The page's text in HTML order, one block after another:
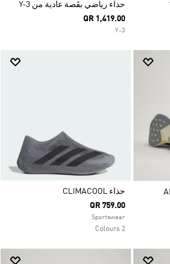
حذاء رياضي بقَصة عادية من Y-3
QR 1,419.00
Y-3
حذاء CLIMACOOL
QR 759.00
Sportswear
2 Colours